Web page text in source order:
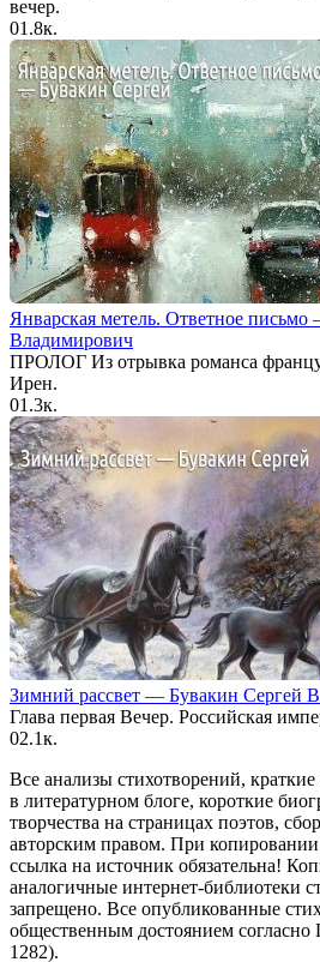
вечер.
01.8к.
Январская метель. Ответное
Владимирович
ПРОЛОГ Из отрывка романса
Ирен.
01.3к.
Зимний рассвет — Бувакин Сергей
Глава первая Вечер. Российская
02.1к.
Все анализы стихотворений,
в литературном блоге, короткие
творчества на страницах поэтов,
авторским правом. При копировании
ссылка на источник обязательна!
аналогичные интернет-библиотеки
запрещено. Все опубликованные
общественным достоянием
1282).